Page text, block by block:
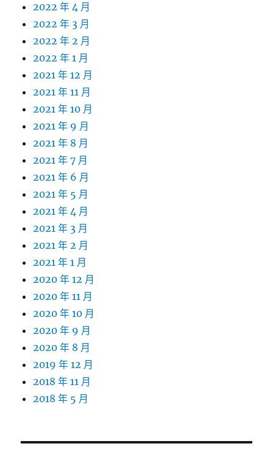
2022 年 4 月
2022 年 3 月
2022 年 2 月
2022 年 1 月
2021 年 12 月
2021 年 11 月
2021 年 10 月
2021 年 9 月
2021 年 8 月
2021 年 7 月
2021 年 6 月
2021 年 5 月
2021 年 4 月
2021 年 3 月
2021 年 2 月
2021 年 1 月
2020 年 12 月
2020 年 11 月
2020 年 10 月
2020 年 9 月
2020 年 8 月
2019 年 12 月
2018 年 11 月
2018 年 5 月